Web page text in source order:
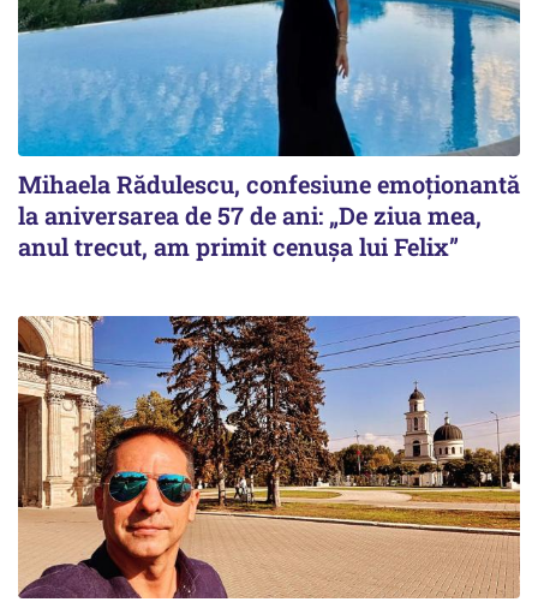
Mihaela Rădulescu, confesiune emoționantă
la aniversarea de 57 de ani: „De ziua mea,
anul trecut, am primit cenușa lui Felix”